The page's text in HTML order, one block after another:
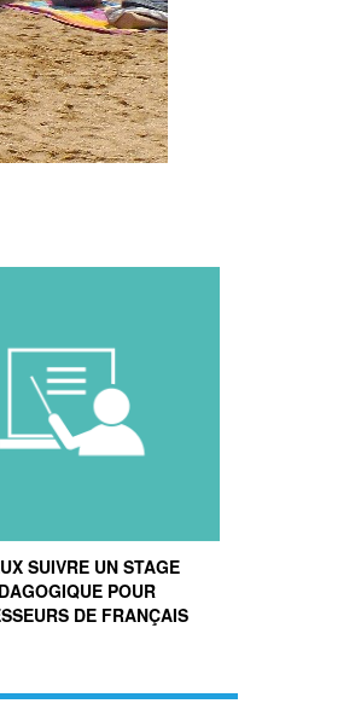
SUIVRE UN STAGE
POUR
DE FRANÇAIS